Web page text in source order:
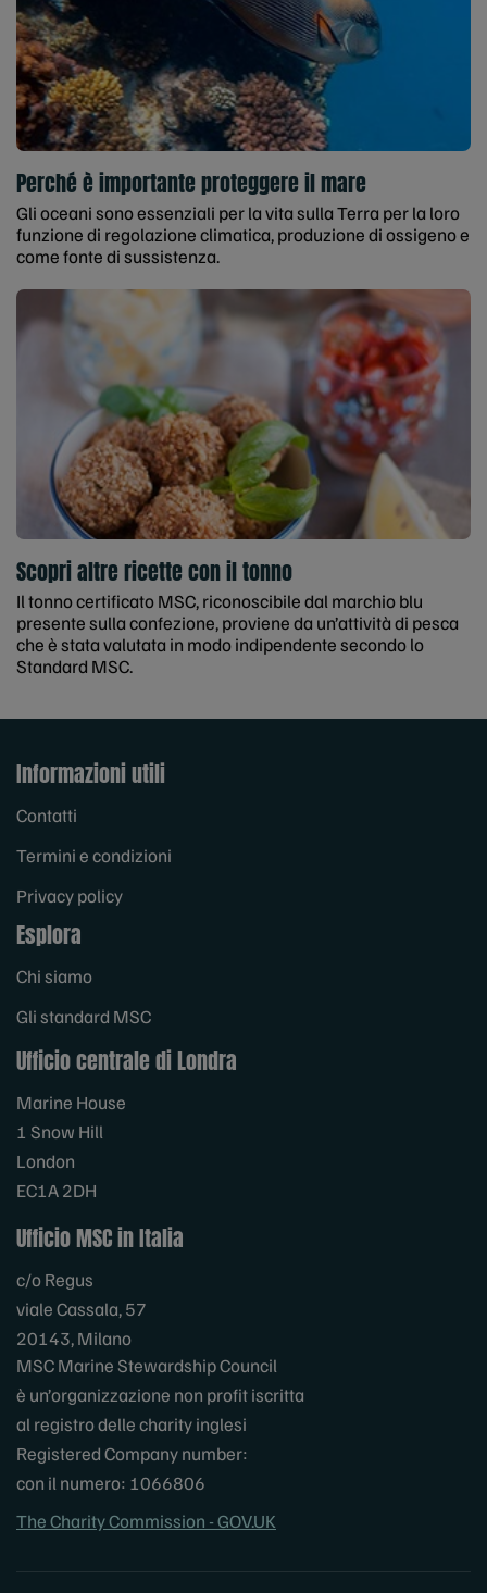
Perché è importante proteggere il mare
Gli oceani sono essenziali per la vita sulla Terra per la loro
funzione di regolazione climatica, produzione di ossigeno e
come fonte di sussistenza.
Scopri altre ricette con il tonno
Il tonno certificato MSC, riconoscibile dal marchio blu
presente sulla confezione, proviene da un’attività di pesca
che è stata valutata in modo indipendente secondo lo
Standard MSC.
Informazioni utili
Contatti
Termini e condizioni
Privacy policy
Esplora
Chi siamo
Gli standard MSC
Ufficio centrale di Londra
Marine House
1 Snow Hill
London
EC1A 2DH
Ufficio MSC in Italia
c/o Regus
viale Cassala, 57
20143, Milano
MSC Marine Stewardship Council
è un’organizzazione non profit iscritta
al registro delle charity inglesi
Registered Company number:
con il numero: 1066806
The Charity Commission - GOV.UK